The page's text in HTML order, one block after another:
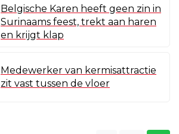
Belgische Karen heeft geen zin in
Surinaams feest, trekt aan haren
en krijgt klap
Medewerker van kermisattractie
zit vast tussen de vloer